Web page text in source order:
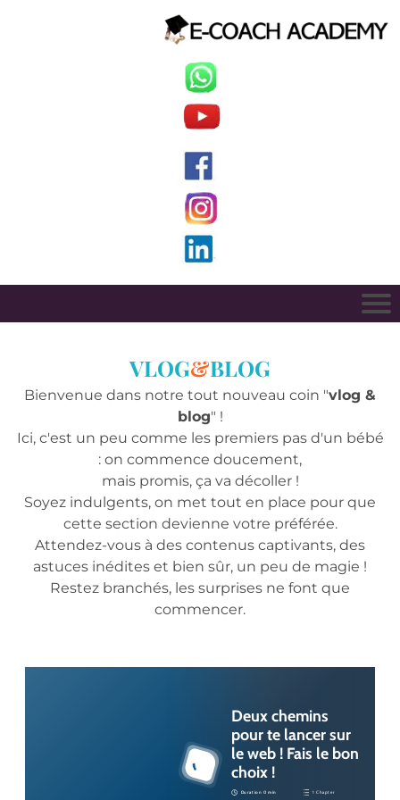
VLOG&BLOG
Bienvenue dans notre tout nouveau coin "vlog &
blog" !
Ici, c'est un peu comme les premiers pas d'un bébé
: on commence doucement,
mais promis, ça va décoller !
Soyez indulgents, on met tout en place pour que
cette section devienne votre préférée.
Attendez-vous à des contenus captivants, des
astuces inédites et bien sûr, un peu de magie !
Restez branchés, les surprises ne font que
commencer.